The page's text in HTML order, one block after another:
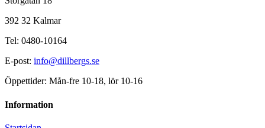
392 32 Kalmar
Tel: 0480-10164
E-post: info@dillbergs.se
Öppettider: Mån-fre 10-18, lör 10-16
Information